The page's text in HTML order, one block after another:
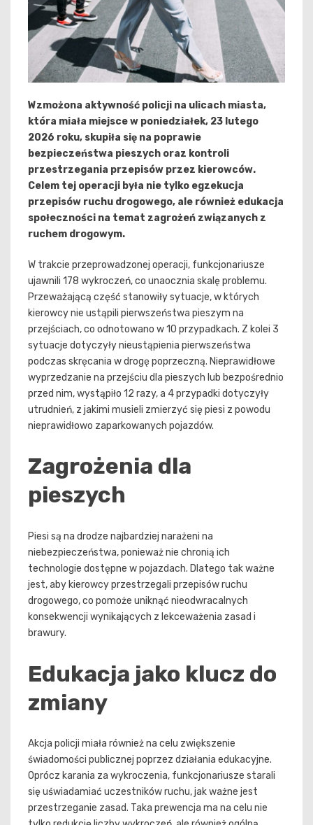
Wzmożona aktywność policji na ulicach miasta,
która miała miejsce w poniedziałek, 23 lutego
2026 roku, skupiła się na poprawie
bezpieczeństwa pieszych oraz kontroli
przestrzegania przepisów przez kierowców.
Celem tej operacji była nie tylko egzekucja
przepisów ruchu drogowego, ale również edukacja
społeczności na temat zagrożeń związanych z
ruchem drogowym.
W trakcie przeprowadzonej operacji, funkcjonariusze
ujawnili 178 wykroczeń, co unaocznia skalę problemu.
Przeważającą część stanowiły sytuacje, w których
kierowcy nie ustąpili pierwszeństwa pieszym na
przejściach, co odnotowano w 10 przypadkach. Z kolei 3
sytuacje dotyczyły nieustąpienia pierwszeństwa
podczas skręcania w drogę poprzeczną. Nieprawidłowe
wyprzedzanie na przejściu dla pieszych lub bezpośrednio
przed nim, wystąpiło 12 razy, a 4 przypadki dotyczyły
utrudnień, z jakimi musieli zmierzyć się piesi z powodu
nieprawidłowo zaparkowanych pojazdów.
Zagrożenia dla
pieszych
Piesi są na drodze najbardziej narażeni na
niebezpieczeństwa, ponieważ nie chronią ich
technologie dostępne w pojazdach. Dlatego tak ważne
jest, aby kierowcy przestrzegali przepisów ruchu
drogowego, co pomoże uniknąć nieodwracalnych
konsekwencji wynikających z lekceważenia zasad i
brawury.
Edukacja jako klucz do
zmiany
Akcja policji miała również na celu zwiększenie
świadomości publicznej poprzez działania edukacyjne.
Oprócz karania za wykroczenia, funkcjonariusze starali
się uświadamiać uczestników ruchu, jak ważne jest
przestrzeganie zasad. Taka prewencja ma na celu nie